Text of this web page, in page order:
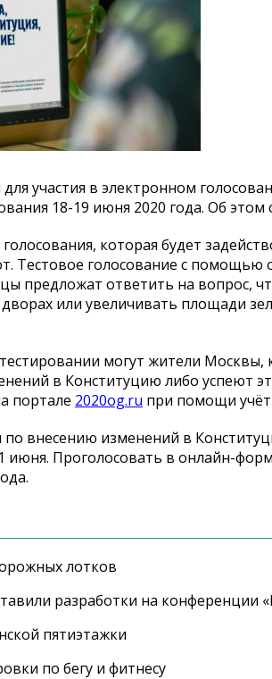
участия в электронном
18-19 июня 2020 года. Об
которая будет
Тестовое голосование с
предложат ответить на вопрос,
или увеличивать площади
могут жители
в Конституцию либо успеют
портале 2020og.ru при помощи
по внесению изменений в
июня. Проголосовать в онлайн-
лотков
разработки на конференции
пятиэтажки
по бегу и фитнесу